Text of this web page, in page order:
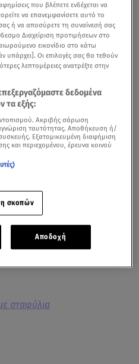
σε όλους αρέσουν τα
Βαρθαλίτης
breakfast@star
ετοίμασε κεφτεδάκια στο
σταφύλια
που βλέπετε ενδέχεται να
να επανεμφανίσετε αυτό το
σας ή να αποσύρετε τη συναίνεσή σας
Διαχείριση προτιμήσεων στο
εικονίδιο στο κάτω
υπάρχει]. Οι επιλογές σας θα τεθούν
λεπτομέρειες ανατρέξτε στην
δεδομένα
τα εξής:
Ακριβής σάρωση
ταυτότητας. Αποθήκευση ή/
Εξατομικευμένη διαφήμιση
και περιεχομένου, έρευνα κοινού
σκοπών
Αποδοχή